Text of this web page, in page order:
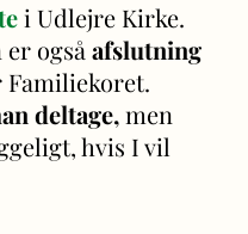
i Udlejre Kirke.
også afslutning
deltage,men
hvis I vil